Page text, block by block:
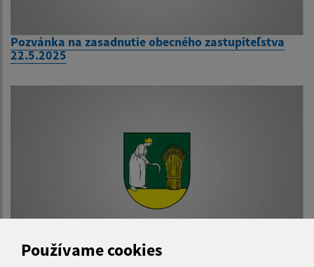
Používame cookies
Pozvánka na zasadnutie obecného zastupiteľstva
22.5.2025